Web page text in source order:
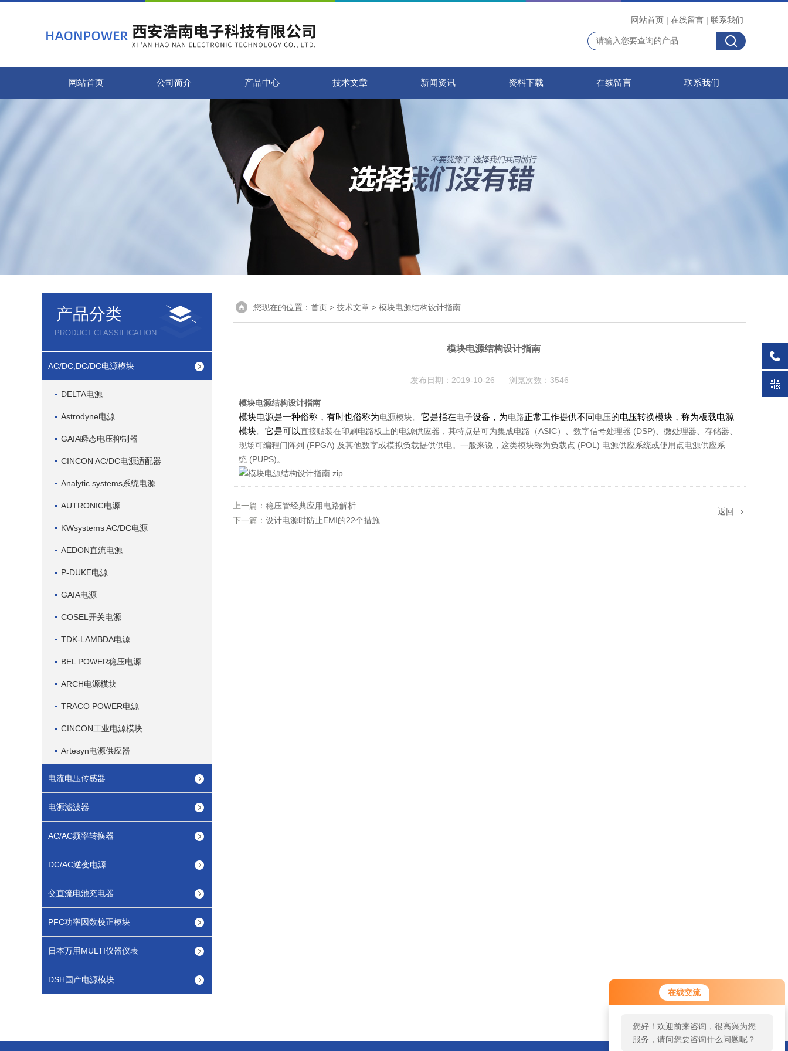
在线交流
您好！欢迎前来咨询，很高兴为您
服务，请问您要咨询什么问题呢？
网站首页 | 在线留言 | 联系我们
网站首页 公司简介 产品中心 技术文章 新闻资讯 资料下载 在线留言 联系我们
产品分类
PRODUCT CLASSIFICATION
AC/DC,DC/DC电源模块
DELTA电源
Astrodyne电源
GAIA瞬态电压抑制器
CINCON AC/DC电源适配器
Analytic systems系统电源
AUTRONIC电源
KWsystems AC/DC电源
AEDON直流电源
P-DUKE电源
GAIA电源
COSEL开关电源
TDK-LAMBDA电源
BEL POWER稳压电源
ARCH电源模块
TRACO POWER电源
CINCON工业电源模块
Artesyn电源供应器
电流电压传感器
电源滤波器
AC/AC频率转换器
DC/AC逆变电源
交直流电池充电器
PFC功率因数校正模块
日本万用MULTI仪器仪表
DSH国产电源模块
您现在的位置： 首页 > 技术文章 > 模块电源结构设计指南
模块电源结构设计指南
发布日期：2019-10-26 浏览次数：3546
模块电源结构设计指南
模块电源是一种俗称，有时也俗称为电源模块。它是指在电子设备，为电路正常工作提供不同电压的电压转换模块，称为板载电源
模块。它是可以直接贴装在印刷电路板上的电源供应器，其特点是可为集成电路（ASIC）、数字信号处理器 (DSP)、微处理器、存储器、
现场可编程门阵列 (FPGA) 及其他数字或模拟负载提供供电。一般来说，这类模块称为负载点 (POL) 电源供应系统或使用点电源供应系
统 (PUPS)。
模块电源结构设计指南.zip
上一篇： 稳压管经典应用电路解析
下一篇： 设计电源时防止EMI的22个措施
返回